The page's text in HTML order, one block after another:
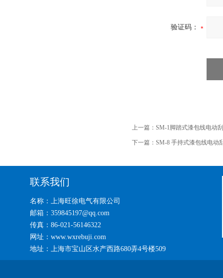
验证码：
上一篇： SM-1脚踏式漆包线电动
下一篇： SM-8 手持式漆包线电动
联系我们
名称：上海旺徐电气有限公司
邮箱：359845197@qq.com
传真：86-021-56146322
网址：www.wxrebuji.com
地址：上海市宝山区水产西路680弄4号楼509